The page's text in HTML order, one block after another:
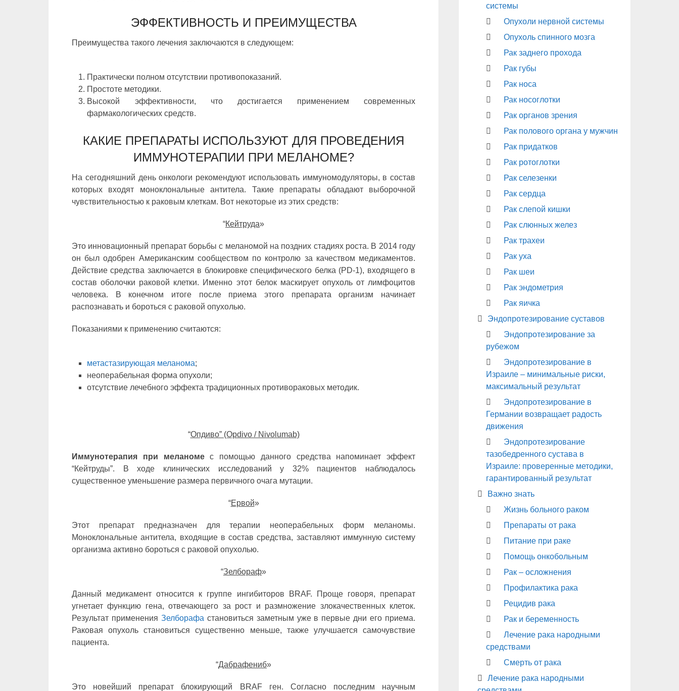
ЭФФЕКТИВНОСТЬ И ПРЕИМУЩЕСТВА
Преимущества такого лечения заключаются в следующем:
Практически полном отсутствии противопоказаний.
Простоте методики.
Высокой эффективности, что достигается применением современных
фармакологических средств.
КАКИЕ ПРЕПАРАТЫ ИСПОЛЬЗУЮТ ДЛЯ ПРОВЕДЕНИЯ
ИММУНОТЕРАПИИ ПРИ МЕЛАНОМЕ?
На сегодняшний день онкологи рекомендуют использовать иммуномодуляторы, в состав
которых входят моноклональные антитела. Такие препараты обладают выборочной
чувствительностью к раковым клеткам. Вот некоторые из этих средств:
“Кейтруда»
Это инновационный препарат борьбы с меланомой на поздних стадиях роста. В 2014 году
он был одобрен Американским сообществом по контролю за качеством медикаментов.
Действие средства заключается в блокировке специфического белка (PD-1), входящего в
состав оболочки раковой клетки. Именно этот белок маскирует опухоль от лимфоцитов
человека. В конечном итоге после приема этого препарата организм начинает
распознавать и бороться с раковой опухолью.
Показаниями к применению считаются:
метастазирующая меланома;
неоперабельная форма опухоли;
отсутствие лечебного эффекта традиционных противораковых методик.
“Опдиво” (Opdivo / Nivolumab)
Иммунотерапия при меланомес помощью данного средства напоминает эффект
“Кейтруды”. В ходе клинических исследований у 32% пациентов наблюдалось
существенное уменьшение размера первичного очага мутации.
“Ервой»
Этот препарат предназначен для терапии неоперабельных форм меланомы.
Моноклональные антитела, входящие в состав средства, заставляют иммунную систему
организма активно бороться с раковой опухолью.
“Зелбораф»
Данный медикамент относится к группе ингибиторов BRAF. Проще говоря, препарат
угнетает функцию гена, отвечающего за рост и размножение злокачественных клеток.
Результат применения Зелборафа становиться заметным уже в первые дни его приема.
Раковая опухоль становиться существенно меньше, также улучшается самочувствие
пациента.
“Дабрафениб»
Это новейший препарат блокирующий BRAF ген. Согласно последним научным
системы
Опухоли нервной системы
Опухоль спинного мозга
Рак заднего прохода
Рак губы
Рак носа
Рак носоглотки
Рак органов зрения
Рак полового органа у мужчин
Рак придатков
Рак ротоглотки
Рак селезенки
Рак сердца
Рак слепой кишки
Рак слюнных желез
Рак трахеи
Рак уха
Рак шеи
Рак эндометрия
Рак яичка
Эндопротезирование суставов
Эндопротезирование за
рубежом
Эндопротезирование в
Израиле – минимальные риски,
максимальный результат
Эндопротезирование в
Германии возвращает радость
движения
Эндопротезирование
тазобедренного сустава в
Израиле: проверенные методики,
гарантированный результат
Важно знать
Жизнь больного раком
Препараты от рака
Питание при раке
Помощь онкобольным
Рак – осложнения
Профилактика рака
Рецидив рака
Рак и беременность
Лечение рака народными
средствами
Смерть от рака
Лечение рака народными